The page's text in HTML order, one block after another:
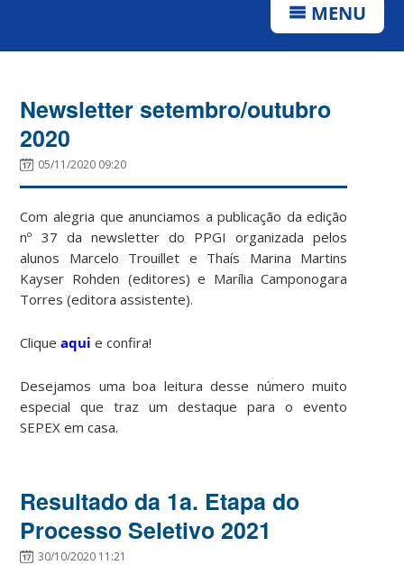
MENU
Newsletter setembro/outubro
2020
05/11/2020 09:20
Com alegria que anunciamos a publicação da edição
nº 37 da newsletter do PPGI organizada pelos
alunos Marcelo Trouillet e Thaís Marina Martins
Kayser Rohden (editores) e Marília Camponogara
Torres (editora assistente).
Cliqueaquie confira!
Desejamos uma boa leitura desse número muito
especial que traz um destaque para o evento
SEPEX em casa.
Resultado da 1a. Etapa do
Processo Seletivo 2021
30/10/2020 11:21